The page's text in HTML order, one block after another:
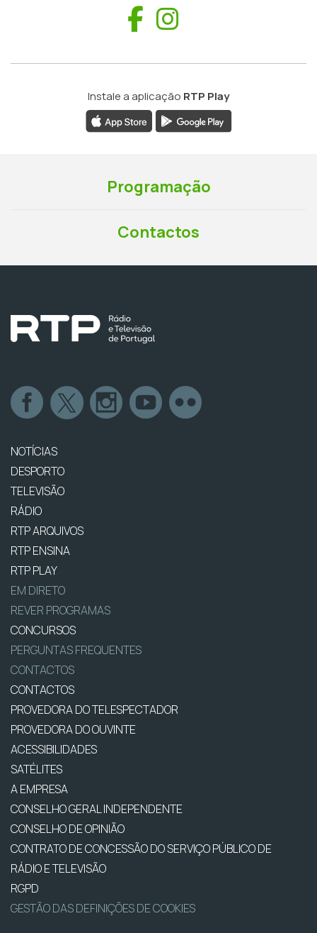
Facebook
Instale a aplicação RTP Play
Programação
Contactos
NOTÍCIAS
DESPORTO
TELEVISÃO
RÁDIO
RTP ARQUIVOS
RTP ENSINA
RTP PLAY
EM DIRETO
REVER PROGRAMAS
CONCURSOS
PERGUNTAS FREQUENTES
CONTACTOS
CONTACTOS
PROVEDORA DO TELESPECTADOR
PROVEDORA DO OUVINTE
ACESSIBILIDADES
SATÉLITES
A EMPRESA
CONSELHO GERAL INDEPENDENTE
CONSELHO DE OPINIÃO
CONTRATO DE CONCESSÃO DO SERVIÇO PÚBLICO DE
RÁDIO E TELEVISÃO
RGPD
GESTÃO DAS DEFINIÇÕES DE COOKIES